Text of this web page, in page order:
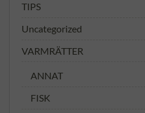
TIPS
Uncategorized
VARMRÄTTER
ANNAT
FISK